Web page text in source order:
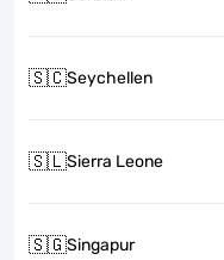
🇸🇨Seychellen
🇸🇱Sierra Leone
🇸🇬Singapur